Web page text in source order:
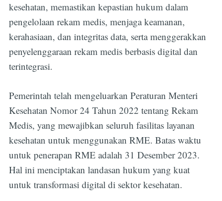
kesehatan, memastikan kepastian hukum dalam
pengelolaan rekam medis, menjaga keamanan,
kerahasiaan, dan integritas data, serta menggerakkan
penyelenggaraan rekam medis berbasis digital dan
terintegrasi.
Pemerintah telah mengeluarkan Peraturan Menteri
Kesehatan Nomor 24 Tahun 2022 tentang Rekam
Medis, yang mewajibkan seluruh fasilitas layanan
kesehatan untuk menggunakan RME. Batas waktu
untuk penerapan RME adalah 31 Desember 2023.
Hal ini menciptakan landasan hukum yang kuat
untuk transformasi digital di sektor kesehatan.